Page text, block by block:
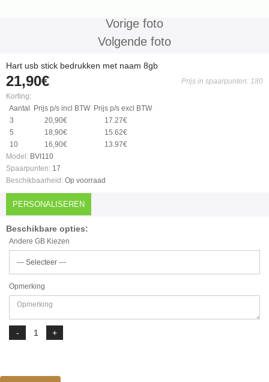
Vorige foto
Volgende foto
Hart usb stick bedrukken met naam 8gb
21,90€
Prijs in spaarpunten: 180
Korting:
Aantal
Prijs p/s incl BTW Prijs p/s excl BTW
3
20,90€
17.27€
5
18,90€
15.62€
10
16,90€
13.97€
Model: BVI110
Spaarpunten: 17
Beschikbaarheid: Op voorraad
PERSONALISEREN
Beschikbare opties:
Andere GB Kiezen
Opmerking